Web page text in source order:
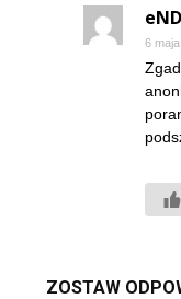
6
ZOSTAW